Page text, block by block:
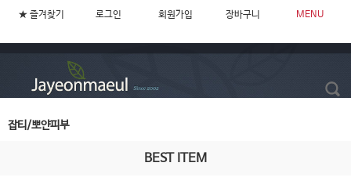
★ 즐겨찾기 로그인 회원가입 장바구니 MENU
잡티/뽀얀피부
BEST ITEM